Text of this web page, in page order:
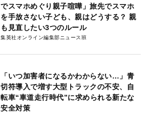
でスマホめぐり親子喧嘩」旅先でスマホ
を手放さない子ども、親はどうする？ 親
も見直したい3つのルール
集英社オンライン編集部ニュース班
「いつ加害者になるかわからない…」青
切符導入で増す大型トラックの不安、自
転車“車道走行時代”に求められる新たな
安全対策